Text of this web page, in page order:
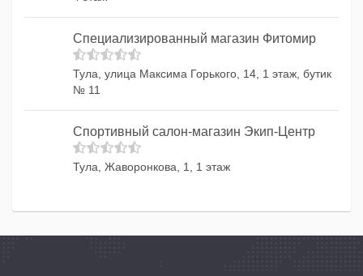
Специализированный магазин Фитомир
Тула, улица Максима Горького, 14, 1 этаж, бутик
№ 11
Спортивный салон-магазин Экип-Центр
Тула, Жаворонкова, 1, 1 этаж